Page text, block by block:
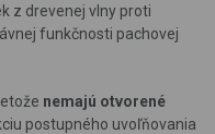
z drevenej vlny proti
funkčnosti pachovej
nemajú otvorené
postupného uvoľňovania